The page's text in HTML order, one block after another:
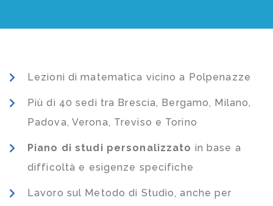
Lezioni di matematica vicino a Polpenazze
Più di 40 sedi tra Brescia, Bergamo, Milano,
Padova, Verona, Treviso e Torino
Piano di studi personalizzato in base a
difficoltà e esigenze specifiche
Lavoro sul Metodo di Studio, anche per